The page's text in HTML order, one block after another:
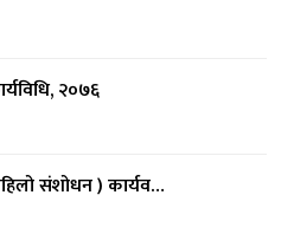
२०७६
संशोधन ) कार्यव…